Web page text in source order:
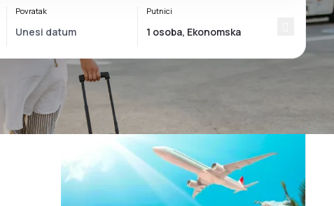
Povratak Putnici